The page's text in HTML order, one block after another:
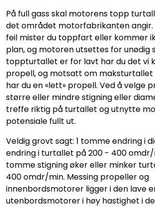
På full gass skal motorens topp
det området motorfabrikanten
feil mister du toppfart eller kommer
plan, og motoren utsettes for unødig
toppturtallet er for lavt har du det vi
propell, og motsatt om maksturtallet
har du en «lett» propell. Ved å velge
større eller mindre stigning eller
treffe riktig på turtallet og utnytte
potensiale fullt ut.
Veldig grovt sagt: 1 tomme endring i
endring i turtallet på 200 - 400 omdr/
tomme stigning øker eller minker
400 omdr/min. Messing propeller og
innenbordsmotorer ligger i den lave
utenbordsmotorer i høy hastighet i